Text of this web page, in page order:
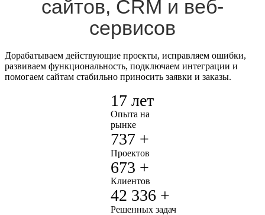
сайтов, CRM и веб-
сервисов
Дорабатываем действующие проекты, исправляем ошибки,
развиваем функциональность, подключаем интеграции и
помогаем сайтам стабильно приносить заявки и заказы.
17 лет
Опыта на
рынке
737 +
Проектов
673 +
Клиентов
42 336 +
Решенных задач